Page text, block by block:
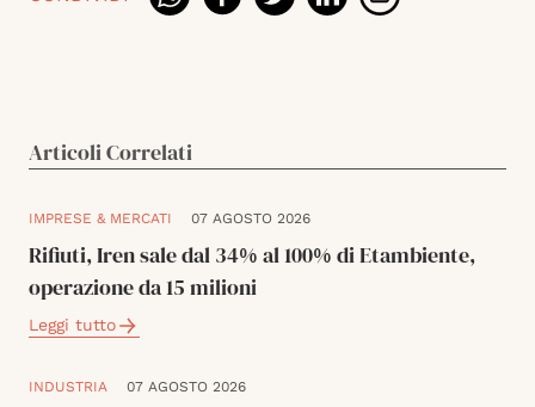
Articoli Correlati
IMPRESE & MERCATI 07 AGOSTO 2026
Rifiuti, Iren sale dal 34% al 100% di Etambiente,
operazione da 15 milioni
Leggi tutto
INDUSTRIA 07 AGOSTO 2026